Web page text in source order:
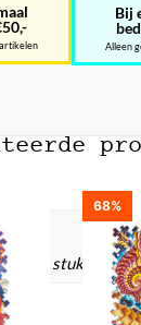
– 999 stukjes
Bij
Alleen
68%